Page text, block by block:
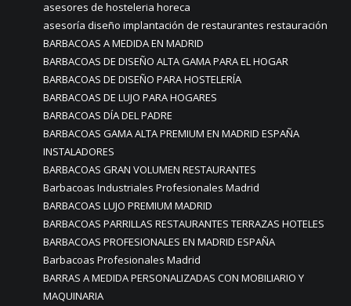
asesores de hosteleria horeca
asesoría diseño implantación de restaurantes restauración
BARBACOAS A MEDIDA EN MADRID
BARBACOAS DE DISEÑO ALTA GAMA PARA EL HOGAR
BARBACOAS DE DISEÑO PARA HOSTELERÍA
BARBACOAS DE LUJO PARA HOGARES
BARBACOAS DÍA DEL PADRE
BARBACOAS GAMA ALTA PREMIUM EN MADRID ESPAÑA
INSTALADORES
BARBACOAS GRAN VOLUMEN RESTAURANTES
Barbacoas Industriales Profesionales Madrid
BARBACOAS LUJO PREMIUM MADRID
BARBACOAS PARRILLAS RESTAURANTES TERRAZAS HOTELES
BARBACOAS PROFESIONALES EN MADRID ESPAÑA
Barbacoas Profesionales Madrid
BARRAS A MEDIDA PERSONALIZADAS CON MOBILIARIO Y
MAQUINARIA